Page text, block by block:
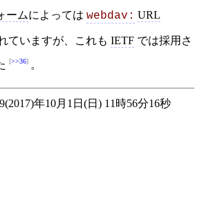
ームによっては webdav: URL
ていますが、これも IETF では採用さ
>>36 。
年10月1日(日) 11時56分16秒